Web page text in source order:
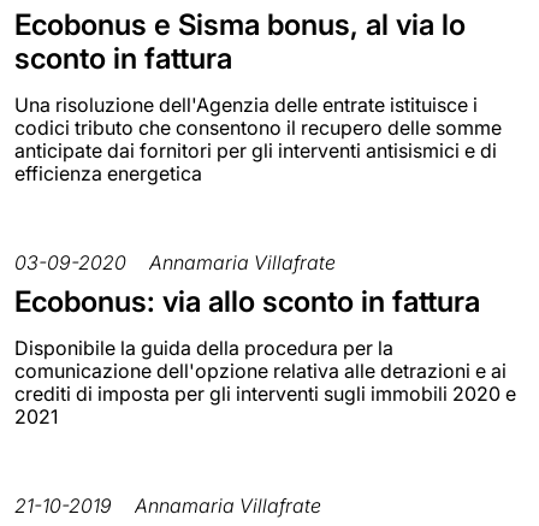
Ecobonus e Sisma bonus, al via lo
sconto in fattura
Una risoluzione dell'Agenzia delle entrate istituisce i
codici tributo che consentono il recupero delle somme
anticipate dai fornitori per gli interventi antisismici e di
efficienza energetica
03-09-2020 Annamaria Villafrate
Ecobonus: via allo sconto in fattura
Disponibile la guida della procedura per la
comunicazione dell'opzione relativa alle detrazioni e ai
crediti di imposta per gli interventi sugli immobili 2020 e
2021
21-10-2019 Annamaria Villafrate